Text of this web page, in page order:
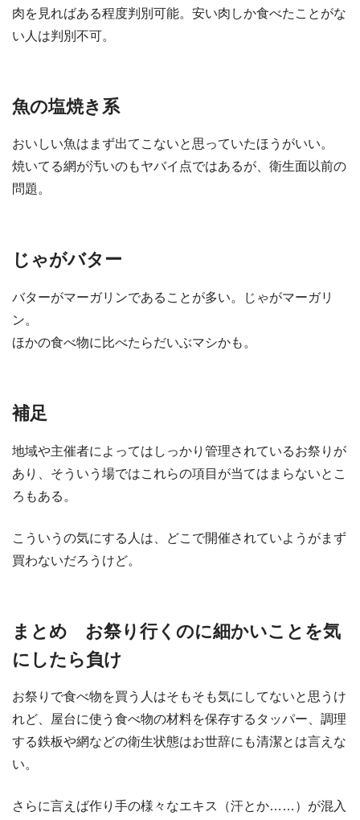
肉を見ればある程度判別可能。安い肉しか食べたことがな
い人は判別不可。
魚の塩焼き系
おいしい魚はまず出てこないと思っていたほうがいい。
焼いてる網が汚いのもヤバイ点ではあるが、衛生面以前の
問題。
じゃがバター
バターがマーガリンであることが多い。じゃがマーガリ
ン。
ほかの食べ物に比べたらだいぶマシかも。
補足
地域や主催者によってはしっかり管理されているお祭りが
あり、そういう場ではこれらの項目が当てはまらないとこ
ろもある。
こういうの気にする人は、どこで開催されていようがまず
買わないだろうけど。
まとめ お祭り行くのに細かいことを気
にしたら負け
お祭りで食べ物を買う人はそもそも気にしてないと思うけ
れど、屋台に使う食べ物の材料を保存するタッパー、調理
する鉄板や網などの衛生状態はお世辞にも清潔とは言えな
い。
さらに言えば作り手の様々なエキス（汗とか……）が混入